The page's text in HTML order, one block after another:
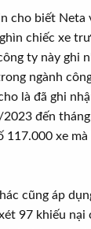
cho biết Neta
chiếc xe
ty này ghi
ngành
là đã ghi
đến
xe
cũng áp
97 khiếu nại